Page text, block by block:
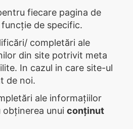
fiecare pagina de
de specific.
completări ale
din site potrivit meta
In cazul in care site-ul
de noi.
ale informațiilor
unui conținut